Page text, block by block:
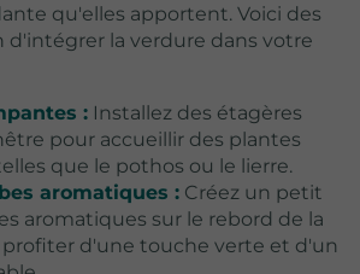
qu'elles apportent. Voici des
d'intégrer la verdure dans votre
:Installez des étagères
pour accueillir des plantes
que le pothos ou le lierre.
aromatiques :Créez un petit
aromatiques sur le rebord de la
d'une touche verte et d'un